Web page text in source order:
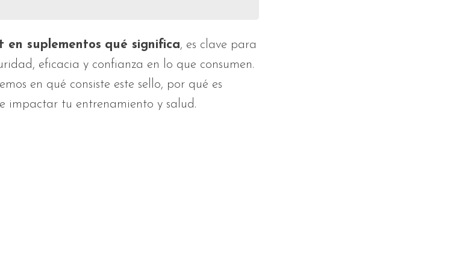
en suplementos qué significa, es clave para
eficacia y confianza en lo que consumen.
en qué consiste este sello, por qué es
impactar tu entrenamiento y salud.